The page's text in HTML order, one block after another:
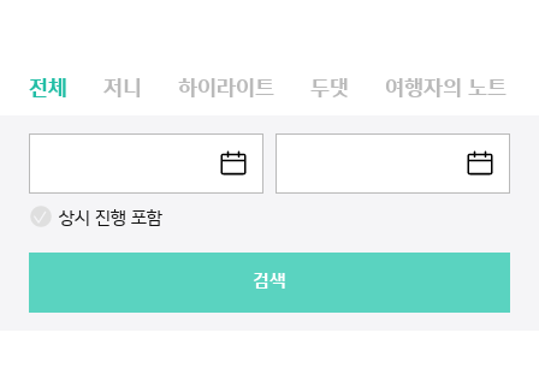
전체 저니 하이라이트 두댓 여행자의 노트
상시 진행 포함
검색